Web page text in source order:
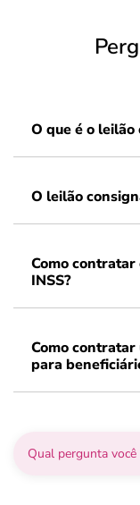
O que é o leilão
O leilão
Como
INSS?
Como
para